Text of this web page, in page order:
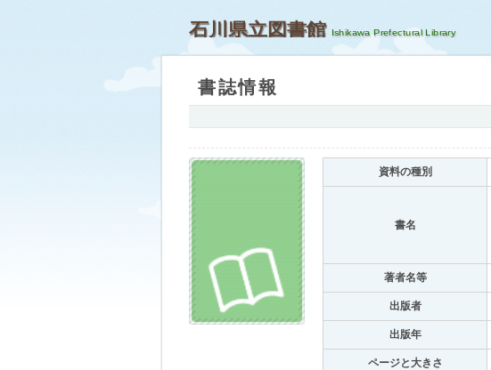
石川県立図書館
書誌情報
資料の種別
書名
著者名等
出版者
出版年
ページと大きさ